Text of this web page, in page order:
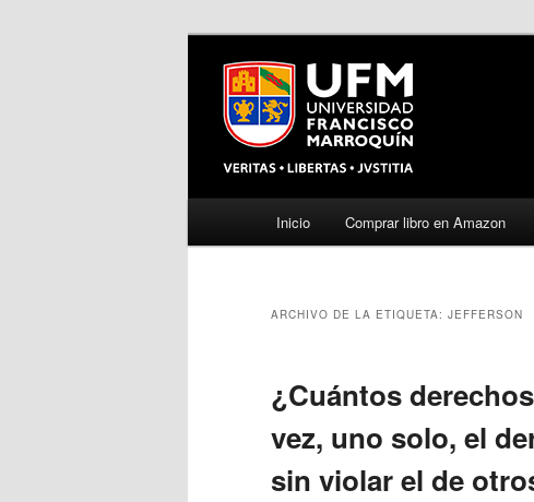
Ir
principal
Ir
secundario
Inicio Comprar libro en Amazon
ARCHIVO DE LA ETIQUETA: JEFFERSON
¿Cuántos
vez, uno solo, el
sin violar el de